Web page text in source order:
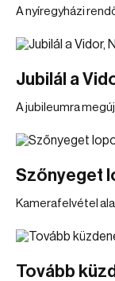
A nyíregyházi
Jubilál a
A jubileumra
Szőnyeget
Kamerafelvétel
Tovább